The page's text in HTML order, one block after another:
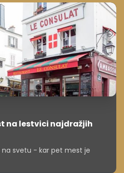
na lestvici najdražjih
svetu - kar pet mest je